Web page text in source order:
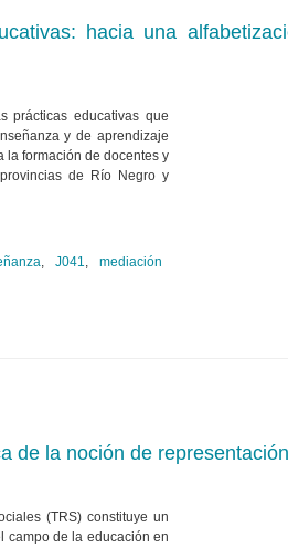
hacia una
prácticas educativas que
y de aprendizaje
la formación de docentes y
de Río Negro y
,J041,mediación
de la noción de
(TRS) constituye un
campo de la educación en